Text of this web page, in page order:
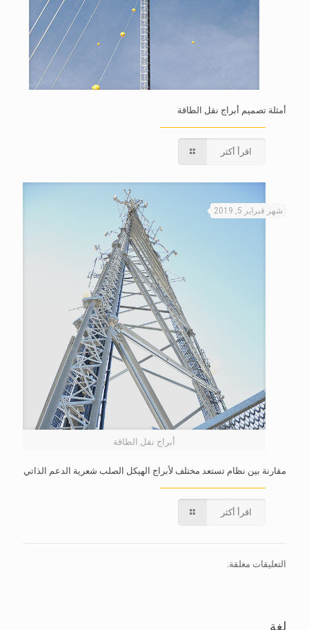
أمثلة تصميم أبراج نقل الطاقة
اقرأ أكثر
أبراج نقل الطاقة
شهر فبراير 5, 2019
مقارنة بين نظام تستعد مختلف لأبراج الهيكل الصلب شعرية الدعم الذاتي
اقرأ أكثر
التعليقات مغلقة.
لغة